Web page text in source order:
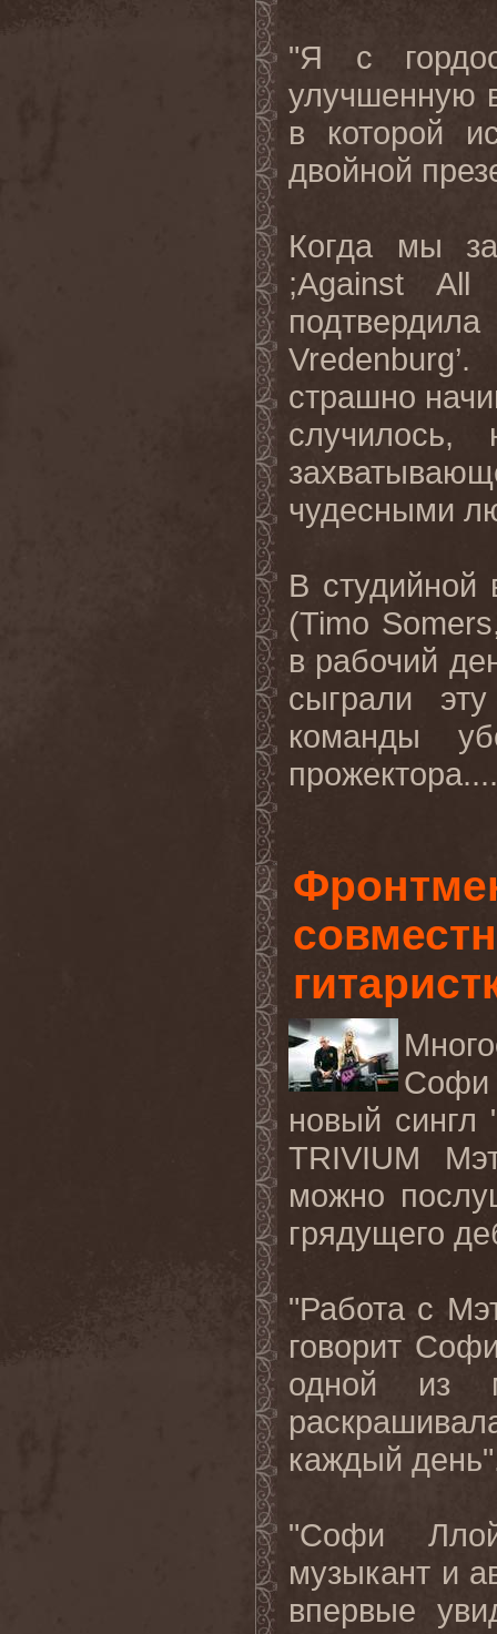
"Я с
улучшенную
в которой
двойной
Когда мы
;Against
All
Vredenburg
страшно
чудесными
В студийной
(Timo Somers
в рабочий
сыграли
команды
новый сингл
TRIVIUM
можно
грядущего
"Работа с
говорит
одной
из
каждый день
"Софи
музыкант и
впервые